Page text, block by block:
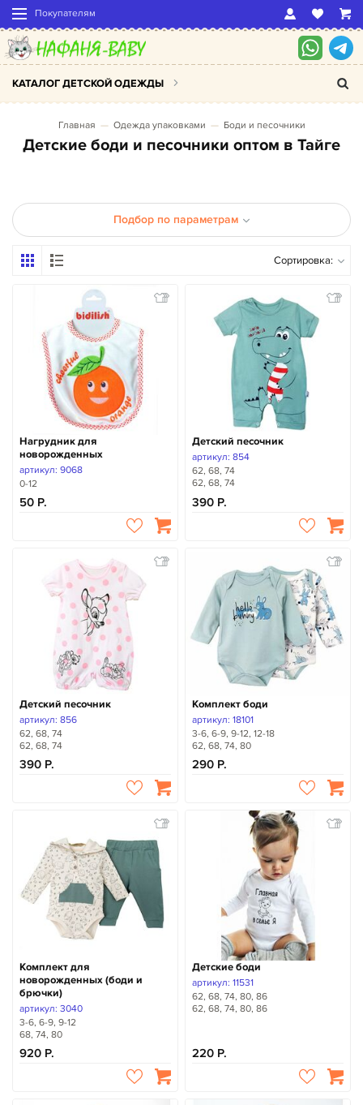
Покупателям
КАТАЛОГ ДЕТСКОЙ ОДЕЖДЫ
Главная Одежда упаковками Боди и песочники
Детские боди и песочники оптом в Тайге
Подбор по параметрам
Сортировка:
Нагрудник для
новорожденных
артикул: 9068
0-12
50
Детский песочник
артикул: 854
62, 68, 74
62, 68, 74
390
Детский песочник
артикул: 856
62, 68, 74
62, 68, 74
390
Комплект боди
артикул: 18101
3-6, 6-9, 9-12, 12-18
62, 68, 74, 80
290
Комплект для
новорожденных (боди и
брючки)
артикул: 3040
3-6, 6-9, 9-12
68, 74, 80
920
Детские боди
артикул: 11531
62, 68, 74, 80, 86
62, 68, 74, 80, 86
220